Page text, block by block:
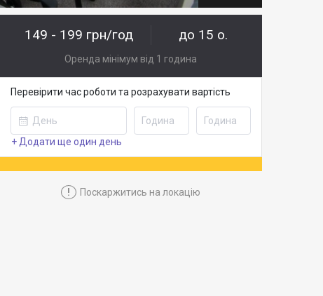
149 - 199 грн/год до 15 о.
Оренда мінімум від 1 година
Перевірити час роботи та розрахувати вартість
+ Додати ще один день
! Поскаржитись на локацію